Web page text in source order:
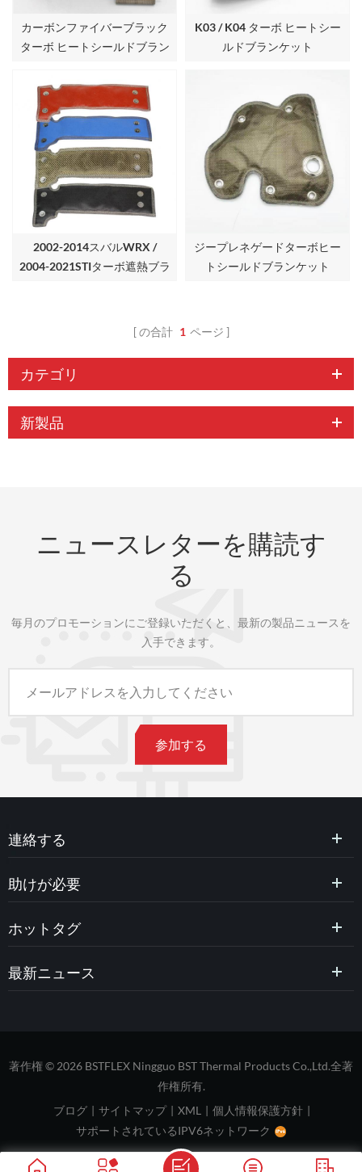
カーボンファイバーブラック
ターボ ヒートシールドブラン
K03 / K04 ターボ ヒートシー
ルドブランケット
2002-2014スバルWRX /
2004-2021STIターボ遮熱ブラ
ジープレネゲードターボヒー
トシールドブランケット
の合計 1 ページ
カテゴリ
新製品
ニュースレターを購読す
る
毎月のプロモーションにご登録いただくと、最新の製品ニュースを
入手できます。
連絡する
助けが必要
ホットタグ
最新ニュース
著作権 © 2026 BSTFLEX Ningguo BST Thermal Products Co.,Ltd.全著
作権所有.
ブログ | サイトマップ | XML | 個人情報保護方針 |
サポートされているIPV6ネットワーク